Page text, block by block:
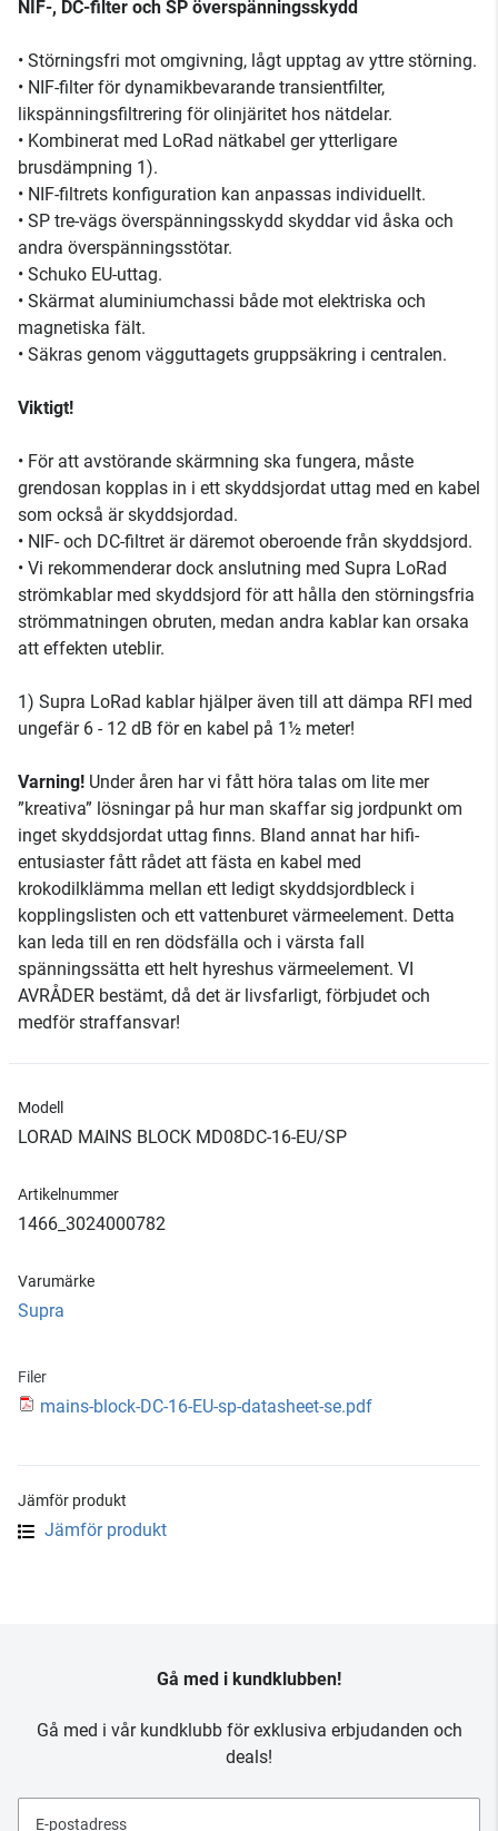
NIF-, DC-filter och SP överspänningsskydd
• Störningsfri mot omgivning, lågt upptag av yttre störning.
• NIF-filter för dynamikbevarande transientfilter,
likspänningsfiltrering för olinjäritet hos nätdelar.
• Kombinerat med LoRad nätkabel ger ytterligare
brusdämpning 1).
• NIF-filtrets konfiguration kan anpassas individuellt.
• SP tre-vägs överspänningsskydd skyddar vid åska och
andra överspänningsstötar.
• Schuko EU-uttag.
• Skärmat aluminiumchassi både mot elektriska och
magnetiska fält.
• Säkras genom vägguttagets gruppsäkring i centralen.
Viktigt!
• För att avstörande skärmning ska fungera, måste
grendosan kopplas in i ett skyddsjordat uttag med en kabel
som också är skyddsjordad.
• NIF- och DC-filtret är däremot oberoende från skyddsjord.
• Vi rekommenderar dock anslutning med Supra LoRad
strömkablar med skyddsjord för att hålla den störningsfria
strömmatningen obruten, medan andra kablar kan orsaka
att effekten uteblir.
1) Supra LoRad kablar hjälper även till att dämpa RFI med
ungefär 6 - 12 dB för en kabel på 1½ meter!
Varning! Under åren har vi fått höra talas om lite mer
”kreativa” lösningar på hur man skaffar sig jordpunkt om
inget skyddsjordat uttag finns. Bland annat har hifi-
entusiaster fått rådet att fästa en kabel med
krokodilklämma mellan ett ledigt skyddsjordbleck i
kopplingslisten och ett vattenburet värmeelement. Detta
kan leda till en ren dödsfälla och i värsta fall
spänningssätta ett helt hyreshus värmeelement. VI
AVRÅDER bestämt, då det är livsfarligt, förbjudet och
medför straffansvar!
Modell
LORAD MAINS BLOCK MD08DC-16-EU/SP
Artikelnummer
1466_3024000782
Varumärke
Supra
Filer
mains-block-DC-16-EU-sp-datasheet-se.pdf
Jämför produkt
Jämför produkt
Gå med i kundklubben!
Gå med i vår kundklubb för exklusiva erbjudanden och
deals!
E-postadress